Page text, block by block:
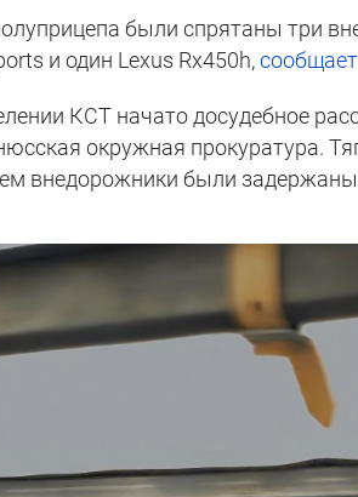
были спрятаны три
и один Lexus Rx450h,сообщает
КСТ начато досудебное
окружная прокуратура.
внедорожники были